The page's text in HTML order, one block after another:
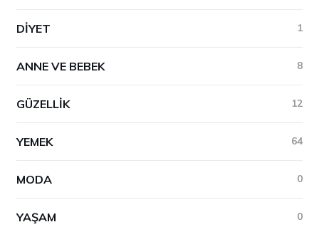
DIYET 1
ANNE VE BEBEK 8
GÜZELLIK 12
YEMEK 64
MODA 0
YAŞAM 0